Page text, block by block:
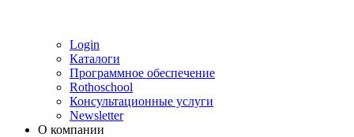
Login
Каталоги
Программное обеспечение
Rothoschool
Консультационные услуги
Newsletter
О компании